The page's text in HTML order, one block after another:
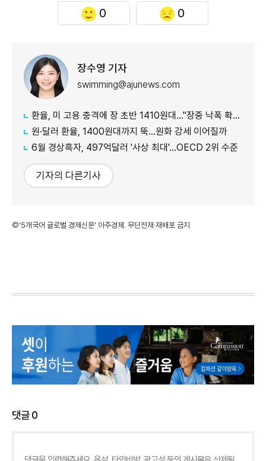
0 0
장수영 기자
swimming@ajunews.com
환율, 미 고용 충격에 장 초반 1410원대…"장중 낙폭 확대 전망"
원·달러 환율, 1400원대까지 뚝…원화 강세 이어질까
6월 경상흑자, 497억달러 '사상 최대'…OECD 2위 수준
기자의 다른기사
©'5개국어 글로벌 경제신문' 아주경제. 무단전재·재배포 금지
댓글0